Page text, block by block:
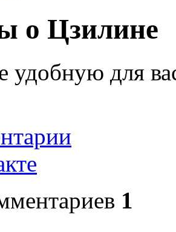
о Цзилине
удобную для
1